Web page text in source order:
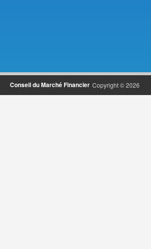
Copyright © 2026
Conseil du Marché Financier